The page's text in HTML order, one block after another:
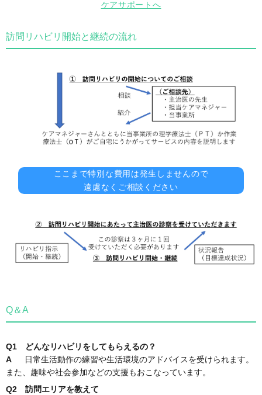
ケアサポートへ
訪問リハビリ開始と継続の流れ
ここまで特別な費用は発生しませんので
遠慮なくご相談ください
Q＆A
Q1 どんなリハビリをしてもらえるの？
A
日常生活動作の練習や生活環境のアドバイスを受けられます。
また、趣味や社会参加などの支援もおこなっています。
Q2 訪問エリアを教えて